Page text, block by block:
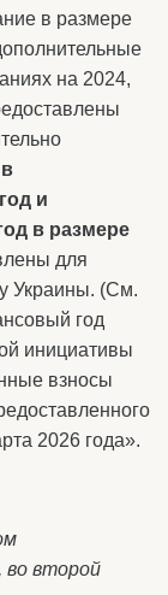
в размере
на 2024,
и
в размере
для
Украины. (См.
год
инициативы
взносы
2026 года».
во второй